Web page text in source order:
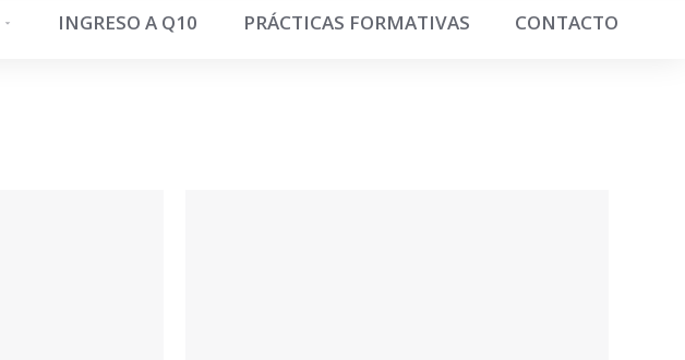
INGRESO A Q10 PRÁCTICAS FORMATIVAS CONTACTO